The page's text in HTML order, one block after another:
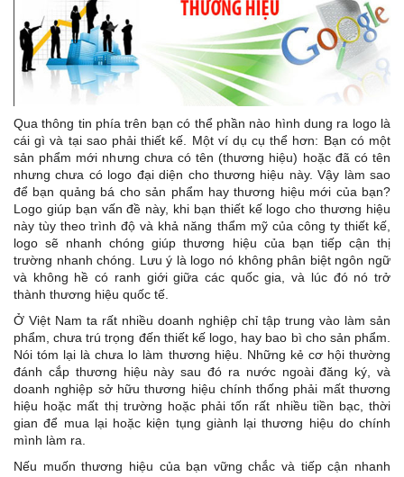
Qua thông tin phía trên bạn có thể phần nào hình dung ra logo là
cái gì và tại sao phải thiết kế. Một ví dụ cụ thể hơn: Bạn có một
sản phẩm mới nhưng chưa có tên (thương hiệu) hoặc đã có tên
nhưng chưa có logo đại diện cho thương hiệu này. Vậy làm sao
để bạn quảng bá cho sản phẩm hay thương hiệu mới của bạn?
Logo giúp bạn vấn đề này, khi bạn thiết kế logo cho thương hiệu
này tùy theo trình độ và khả năng thẩm mỹ của công ty thiết kế,
logo sẽ nhanh chóng giúp thương hiệu của bạn tiếp cận thị
trường nhanh chóng. Lưu ý là logo nó không phân biệt ngôn ngữ
và không hề có ranh giới giữa các quốc gia, và lúc đó nó trở
thành thương hiệu quốc tế.
Ở Việt Nam ta rất nhiều doanh nghiệp chỉ tập trung vào làm sản
phẩm, chưa trú trọng đến thiết kế logo, hay bao bì cho sản phẩm.
Nói tóm lại là chưa lo làm thương hiệu. Những kẻ cơ hội thường
đánh cắp thương hiệu này sau đó ra nước ngoài đăng ký, và
doanh nghiệp sở hữu thương hiệu chính thống phải mất thương
hiệu hoặc mất thị trường hoặc phải tốn rất nhiều tiền bạc, thời
gian để mua lại hoặc kiện tụng giành lại thương hiệu do chính
mình làm ra.
Nếu muốn thương hiệu của bạn vững chắc và tiếp cận nhanh